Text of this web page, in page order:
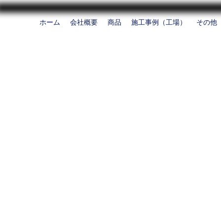
ホーム 会社概要 商品 施工事例（工場） その他